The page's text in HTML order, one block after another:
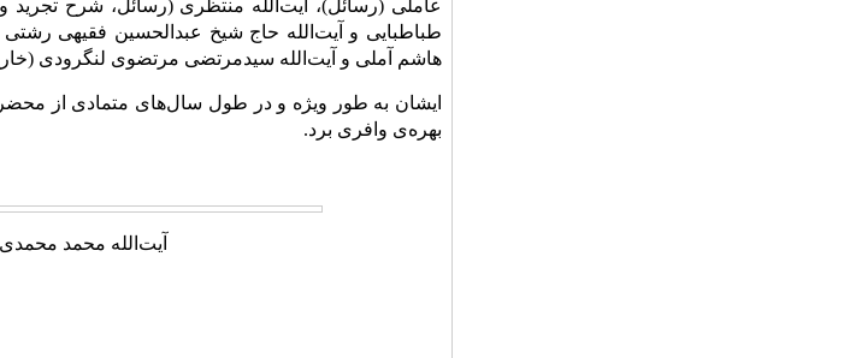
عاملى (رسائل)، آیت‌الله منتظری (رسائل، شرح
طباطبایى و آیت‌الله حاج شیخ عبدالحسین فقیهى رشتى
هاشم آملی و آیت‌الله سیدمرتضی مرتضوی لنگرودی
ایشان به طور ویژه و در طول سال‌های متمادی از
بهره‌ی وافری برد.
آیت‌الله محمد محمدی